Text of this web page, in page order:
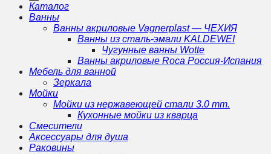
Каталог
Ванны
Ванны акриловые Vagnerplast — ЧЕХИЯ
Ванны из сталь-эмали KALDEWEI
Чугунные ванны Wotte
Ванны акриловые Roca Россия-Испания
Мебель для ванной
Зеркала
Мойки
Мойки из нержавеющей стали 3.0 mm.
Кухонные мойки из кварца
Смесители
Аксессуары для душа
Раковины